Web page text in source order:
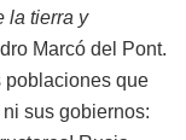
la tierra y
Marcó del Pont.
poblaciones que
sus gobiernos: